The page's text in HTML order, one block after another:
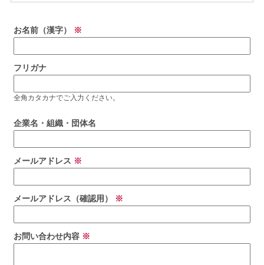
お名前（漢字） ※
フリガナ
全角カタカナでご入力ください。
企業名・組織・団体名
メールアドレス ※
メールアドレス（確認用） ※
お問い合わせ内容 ※